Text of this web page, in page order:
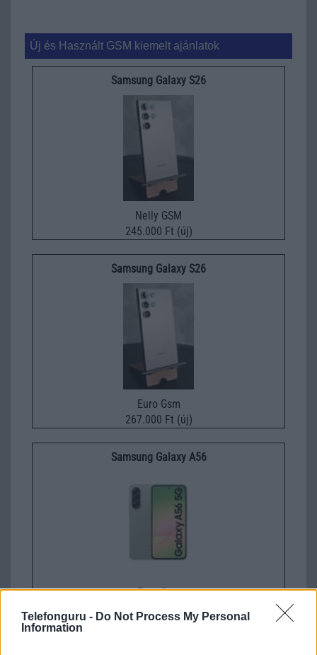
Telefonguru - Do Not Process My Personal
Information
Új és Használt GSM kiemelt ajánlatok
Samsung Galaxy S26
Nelly GSM
245.000 Ft (új)
Samsung Galaxy S26
Euro Gsm
267.000 Ft (új)
Samsung Galaxy A56
Euro Gsm